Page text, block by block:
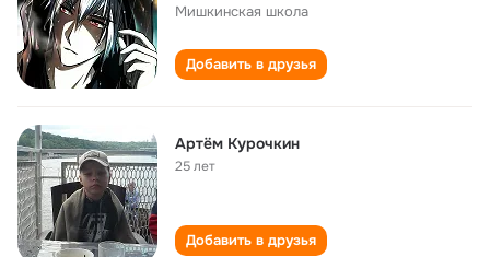
Мишкинская школа
Добавить в друзья
Артём Курочкин
25 лет
Добавить в друзья